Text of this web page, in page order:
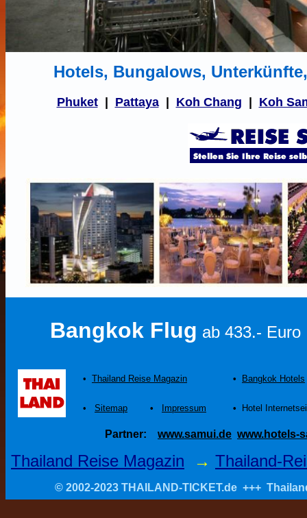
Hotels, Bungalows,
Phuket| Pattaya| Koh Chang Koh
Bangkok Flug ab 433.- Euro
• Thailand Reise Magazin • Bangkok Hotels
• Sitemap • Impressum • Hotel
Partner: www.samui.de www.hotels-
Thailand Reise Magazin → Thailand-
© 2002-2023 THAILAND-TICKET.de +++